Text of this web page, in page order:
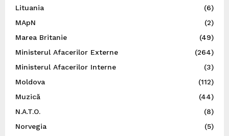
Lituania
(6)
MApN
(2)
Marea Britanie
(49)
Ministerul Afacerilor Externe
(264)
Ministerul Afacerilor Interne
(3)
Moldova
(112)
Muzică
(44)
N.A.T.O.
(8)
Norvegia
(5)